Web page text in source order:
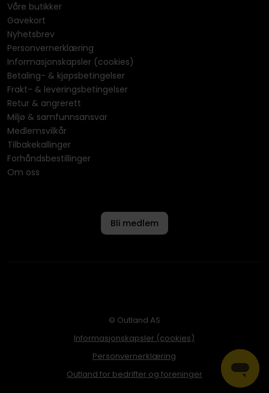
Våre butikker
Gavekort
Nyhetsbrev
Personvernerklæring
Informasjonskapsler (cookies)
Betaling- & kjøpsbetingelser
Frakt- & leveringsbetingelser
Retur & angrerett
Miljø & samfunnsansvar
Medlemsvilkår
Tilbakekallinger
Forhåndsbestillinger
Om oss
Bli medlem
© Outland AS
Informasjonskapsler (cookies)
Personvernerklæring
Outland for bedrifter og foreninger